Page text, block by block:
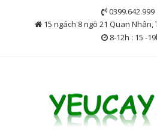
0399.642.999
15 ngách 8 ngõ 21 Quan Nhân,
8-12h : 15 -